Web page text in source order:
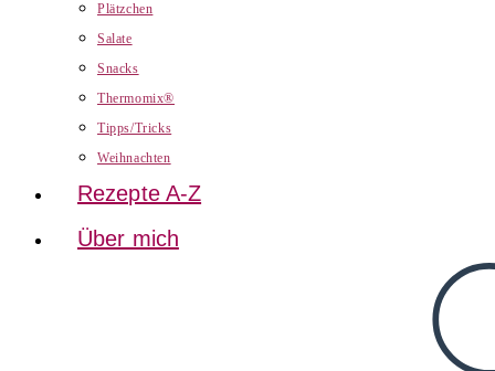
Plätzchen
Salate
Snacks
Thermomix®
Tipps/Tricks
Weihnachten
Rezepte A-Z
Über mich